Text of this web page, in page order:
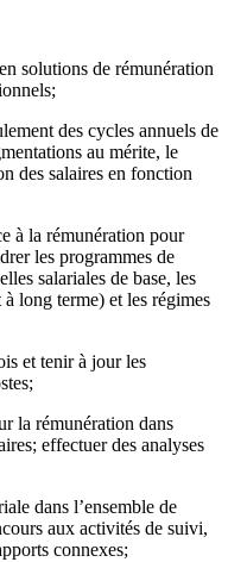
solutions de rémunération
des cycles annuels de
au mérite, le
des salaires en fonction
à la rémunération pour
les programmes de
salariales de base, les
long terme) et les régimes
et tenir à jour les
la rémunération dans
effectuer des analyses
dans l’ensemble de
aux activités de suivi,
connexes;